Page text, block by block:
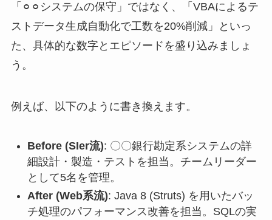
「⚪︎⚪︎システムの保守」ではなく、「VBAによるテ
ストデータ生成自動化で工数を20%削減」といっ
た、具体的な数字とエピソードを盛り込みましょ
う。
例えば、以下のように書き換えます。
Before (SIer流): 〇〇銀行勘定系システムの詳
細設計・製造・テストを担当。チームリーダー
として5名を管理。
After (Web系流): Java 8 (Struts) を用いたバッ
チ処理のパフォーマンス改善を担当。SQLの実